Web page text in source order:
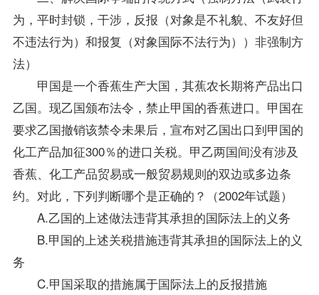
为，平时封锁，干涉，反报（对象是不礼貌、不友好但
不违法行为）和报复（对象国际不法行为））非强制方
法）
甲国是一个香蕉生产大国，其蕉农长期将产品出口
乙国。现乙国颁布法令，禁止甲国的香蕉进口。甲国在
要求乙国撤销该禁令未果后，宣布对乙国出口到甲国的
化工产品加征300％的进口关税。甲乙两国间没有涉及
香蕉、化工产品贸易或一般贸易规则的双边或多边条
约。对此，下列判断哪个是正确的？（2002年试题）
A.乙国的上述做法违背其承担的国际法上的义务
B.甲国的上述关税措施违背其承担的国际法上的义
务
C.甲国采取的措施属于国际法上的反报措施